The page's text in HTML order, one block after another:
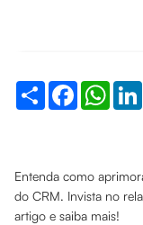
Share Facebook
Entenda como
do CRM. Invista no
artigo e saiba mais!